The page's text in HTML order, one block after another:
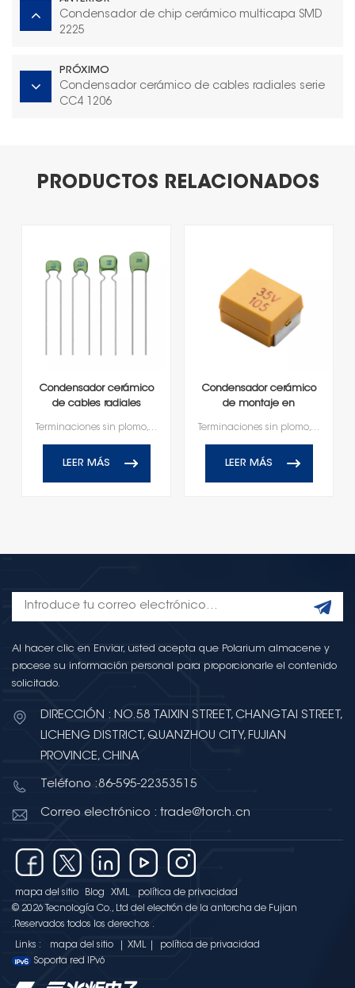
Condensador de chip cerámico multicapa SMD
2225
PRÓXIMO
Condensador cerámico de cables radiales serie
CC4 1206
PRODUCTOS RELACIONADOS
Condensador cerámico
de cables radiales
Terminaciones sin plomo, compatibles con RoHS y Reach
LEER MÁS
Condensador cerámico
de montaje en
Terminaciones sin plomo, compatibles con RoHS y Reach
LEER MÁS
Al hacer clic en Enviar, usted acepta que Polarium almacene y
procese su información personal para proporcionarle el contenido
solicitado.
DIRECCIÓN : NO.58 TAIXIN STREET, CHANGTAI STREET,
LICHENG DISTRICT, QUANZHOU CITY, FUJIAN
PROVINCE, CHINA
Teléfono :86-595-22353515
Correo electrónico : trade@torch.cn
mapa del sitio Blog XML
política de privacidad
© 2026 Tecnología Co., Ltd del electrón de la antorcha de Fujian
.Reservados todos los derechos .
Links : mapa del sitio XML
política de privacidad
Soporta red IPv6